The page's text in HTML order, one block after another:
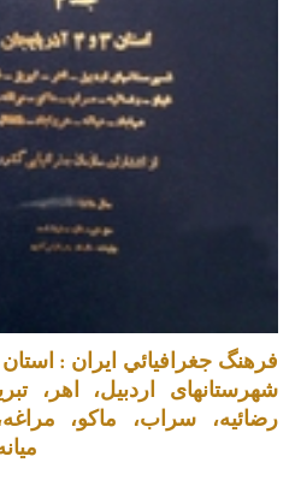
شهرستانهای اردبیل، اهر،
رضائیه، سراب، ماکو،